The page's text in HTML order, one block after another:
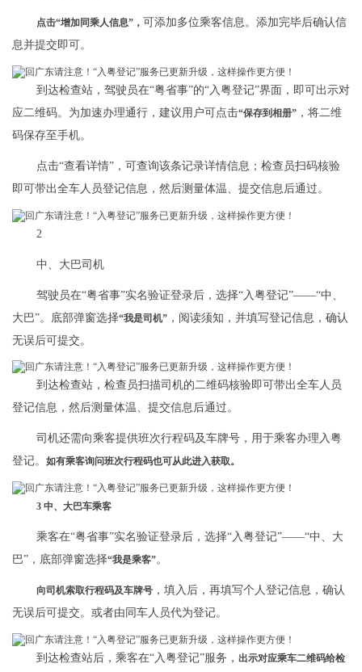
点击“增加同乘人信息” ， 可添加多位乘客信息。添加完毕后确认信
息并提交即可。
到达检查站，驾驶员在“粤省事”的“入粤登记”界面，即可出示对
应二维码。为加速办理通行，建议用户可点击“保存到相册” ，将二维
码保存至手机。
点击“查看详情”，可查询该条记录详情信息；检查员扫码核验
即可带出全车人员登记信息，然后测量体温、提交信息后通过。
2
中、大巴司机
驾驶员在“粤省事”实名验证登录后，选择“入粤登记”——“中、
大巴”。底部弹窗选择“我是司机” ，阅读须知，并填写登记信息，确认
无误后可提交。
到达检查站，检查员扫描司机的二维码核验即可带出全车人员
登记信息，然后测量体温、提交信息后通过。
司机还需向乘客提供班次行程码及车牌号，用于乘客办理入粤
登记。 如有乘客询问班次行程码也可从此进入获取。
3 中、大巴车乘客
乘客在“粤省事”实名验证登录后，选择“入粤登记”——“中、大
巴”，底部弹窗选择“我是乘客”。
向司机索取行程码及车牌号 ，填入后，再填写个人登记信息，确认
无误后可提交。或者由同车人员代为登记。
到达检查站后，乘客在“入粤登记”服务， 出示对应乘车二维码给检